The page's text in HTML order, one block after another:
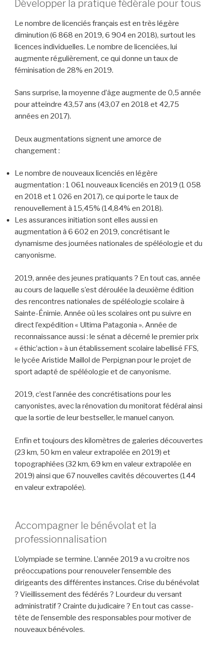
Développer la pratique fédérale pour tous
Le nombre de licenciés français est en très légère
diminution (6 868 en 2019, 6 904 en 2018), surtout les
licences individuelles. Le nombre de licenciées, lui
augmente régulièrement, ce qui donne un taux de
féminisation de 28% en 2019.
Sans surprise, la moyenne d’âge augmente de 0,5 année
pour atteindre 43,57 ans (43,07 en 2018 et 42,75
années en 2017).
Deux augmentations signent une amorce de
changement :
Le nombre de nouveaux licenciés en légère
augmentation : 1 061 nouveaux licenciés en 2019 (1 058
en 2018 et 1 026 en 2017), ce qui porte le taux de
renouvellement à 15,45% (14,84% en 2018).
Les assurances initiation sont elles aussi en
augmentation à 6 602 en 2019, concrétisant le
dynamisme des journées nationales de spéléologie et du
canyonisme.
2019, année des jeunes pratiquants ? En tout cas, année
au cours de laquelle s’est déroulée la deuxième édition
des rencontres nationales de spéléologie scolaire à
Sainte-Énimie. Année où les scolaires ont pu suivre en
direct l’expédition « Ultima Patagonia ». Année de
reconnaissance aussi : le sénat a décerné le premier prix
« éthic’action » à un établissement scolaire labellisé FFS,
le lycée Aristide Maillol de Perpignan pour le projet de
sport adapté de spéléologie et de canyonisme.
2019, c’est l’année des concrétisations pour les
canyonistes, avec la rénovation du monitorat fédéral ainsi
que la sortie de leur bestseller, le manuel canyon.
Enfin et toujours des kilomètres de galeries découvertes
(23 km, 50 km en valeur extrapolée en 2019) et
topographiées (32 km, 69 km en valeur extrapolée en
2019) ainsi que 67 nouvelles cavités découvertes (144
en valeur extrapolée).
Accompagner le bénévolat et la
professionnalisation
L’olympiade se termine. L’année 2019 a vu croitre nos
préoccupations pour renouveler l’ensemble des
dirigeants des différentes instances. Crise du bénévolat
? Vieillissement des fédérés ? Lourdeur du versant
administratif ? Crainte du judicaire ? En tout cas casse-
tête de l’ensemble des responsables pour motiver de
nouveaux bénévoles.